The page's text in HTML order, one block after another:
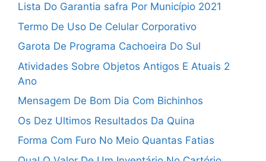
Lista Do Garantia safra Por Município 2021
Termo De Uso De Celular Corporativo
Garota De Programa Cachoeira Do Sul
Atividades Sobre Objetos Antigos E Atuais 2
Ano
Mensagem De Bom Dia Com Bichinhos
Os Dez Ultimos Resultados Da Quina
Forma Com Furo No Meio Quantas Fatias